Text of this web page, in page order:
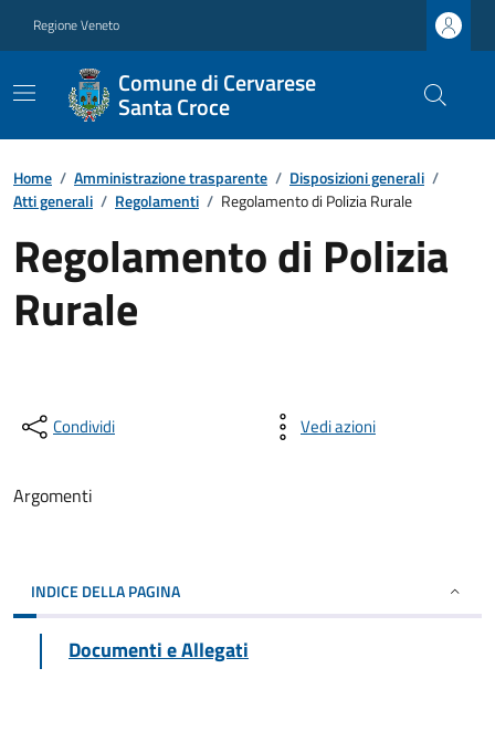
Regione Veneto
Comune di Cervarese
Santa Croce
Home / Amministrazione trasparente / Disposizioni generali /
Atti generali / Regolamenti / Regolamento di Polizia Rurale
Regolamento di Polizia
Rurale
Condividi Vedi azioni
Argomenti
INDICE DELLA PAGINA
Documenti e Allegati